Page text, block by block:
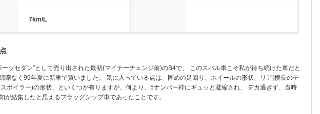
7km/L
ーツセダン”として売り出された最初(マイナーチェンジ前)のB4で、 このスバル車こそ私が待ち続けた車だと
躇なく99年夏に新車で買いました。 気に入っている点は、固めの足回り、ホイールの形状、リア(横長のテ
ポイラー)の形状、といくつか有りますが、何より、5ナンバー枠にギュッと凝縮され、 デカ過ぎず、当時
が結集したと思えるフラッグシップ車であったことです。